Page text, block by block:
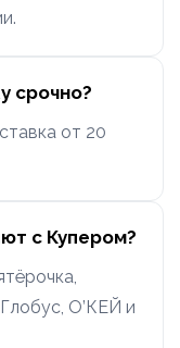
срочно?
от 20
с Купером?
О’КЕЙ и